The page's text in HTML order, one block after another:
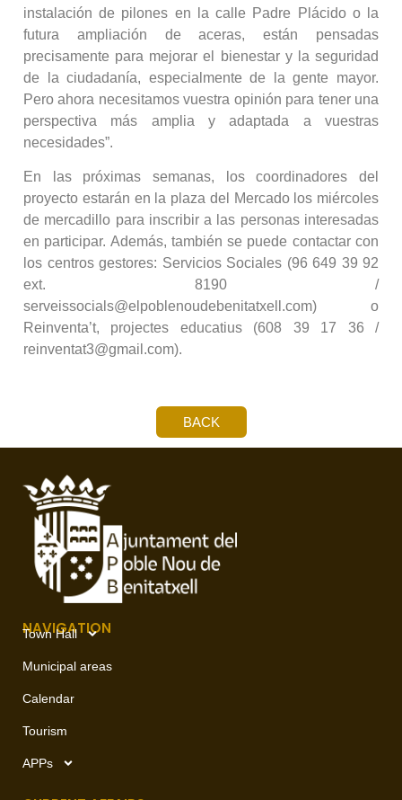
instalación de pilones en la calle Padre Plácido o la
futura ampliación de aceras, están pensadas
precisamente para mejorar el bienestar y la seguridad
de la ciudadanía, especialmente de la gente mayor.
Pero ahora necesitamos vuestra opinión para tener una
perspectiva más amplia y adaptada a vuestras
necesidades”.
En las próximas semanas, los coordinadores del
proyecto estarán en la plaza del Mercado los miércoles
de mercadillo para inscribir a las personas interesadas
en participar. Además, también se puede contactar con
los centros gestores: Servicios Sociales (96 649 39 92
ext. 8190 /
serveissocials@elpoblenoudebenitatxell.com) o
Reinventa’t, projectes educatius (608 39 17 36 /
reinventat3@gmail.com).
BACK
NAVIGATION
Town Hall
Municipal areas
Calendar
Tourism
APPs